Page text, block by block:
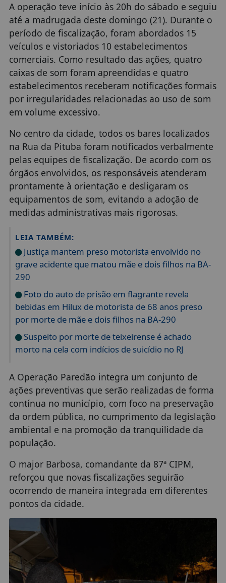
A operação teve início às 20h do sábado e seguiu
até a madrugada deste domingo (21). Durante o
período de fiscalização, foram abordados 15
veículos e vistoriados 10 estabelecimentos
comerciais. Como resultado das ações, quatro
caixas de som foram apreendidas e quatro
estabelecimentos receberam notificações formais
por irregularidades relacionadas ao uso de som
em volume excessivo.
No centro da cidade, todos os bares localizados
na Rua da Pituba foram notificados verbalmente
pelas equipes de fiscalização. De acordo com os
órgãos envolvidos, os responsáveis atenderam
prontamente à orientação e desligaram os
equipamentos de som, evitando a adoção de
medidas administrativas mais rigorosas.
LEIA TAMBÉM:
Justiça mantem preso motorista envolvido no
grave acidente que matou mãe e dois filhos na BA-
290
Foto do auto de prisão em flagrante revela
bebidas em Hilux de motorista de 68 anos preso
por morte de mãe e dois filhos na BA-290
Suspeito por morte de teixeirense é achado
morto na cela com indícios de suicídio no RJ
A Operação Paredão integra um conjunto de
ações preventivas que serão realizadas de forma
contínua no município, com foco na preservação
da ordem pública, no cumprimento da legislação
ambiental e na promoção da tranquilidade da
população.
O major Barbosa, comandante da 87ª CIPM,
reforçou que novas fiscalizações seguirão
ocorrendo de maneira integrada em diferentes
pontos da cidade.